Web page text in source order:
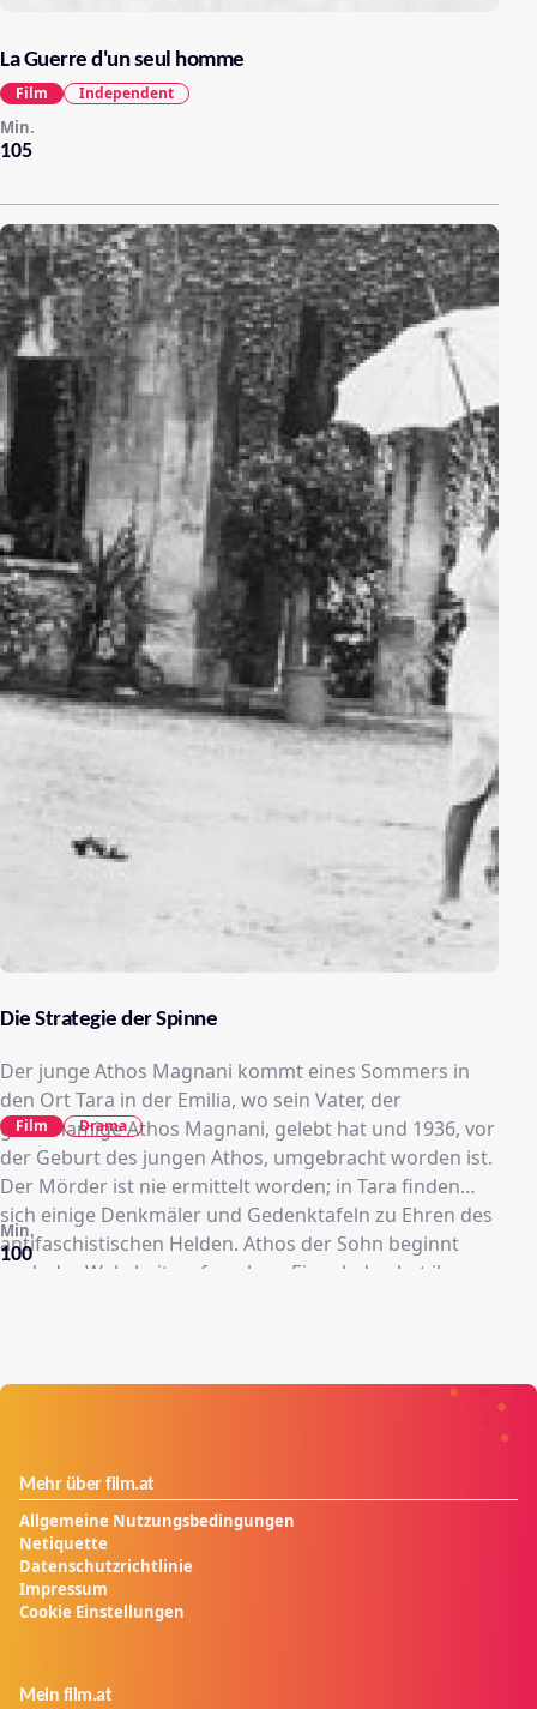
La Guerre d'un seul homme
105
Min.
Film Independent
Die Strategie der Spinne
Der junge Athos Magnani kommt eines Sommers in
den Ort Tara in der Emilia, wo sein Vater, der
gleichnamige Athos Magnani, gelebt hat und 1936, vor
der Geburt des jungen Athos, umgebracht worden ist.
Der Mörder ist nie ermittelt worden; in Tara finden
sich einige Denkmäler und Gedenktafeln zu Ehren des
antifaschistischen Helden. Athos der Sohn beginnt
nach der Wahrheit zu forschen. Eingeladen hat ihn
Gaibazzi und der Kinobesitzer Rasori, die damals
100
Min.
Film Drama
Mehr über film.at
Allgemeine Nutzungsbedingungen
Netiquette
Datenschutzrichtlinie
Impressum
Cookie Einstellungen
Mein film.at